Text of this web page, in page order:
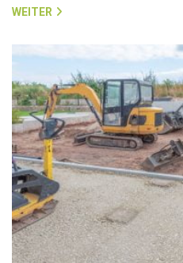
WEITER